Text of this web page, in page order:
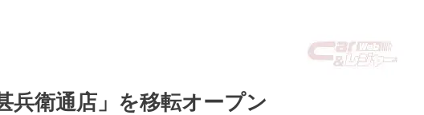
兵衛通店」を移転オープン